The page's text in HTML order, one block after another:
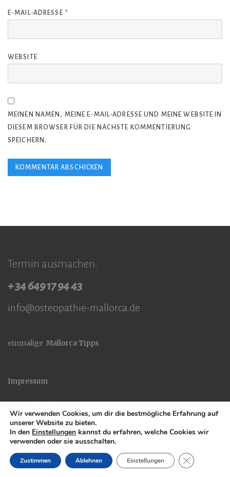
E-MAIL-ADRESSE *
WEBSITE
MEINEN NAMEN, MEINE E-MAIL-ADRESSE UND MEINE WEBSITE IN
DIESEM BROWSER FÜR DIE NÄCHSTE KOMMENTIERUNG
SPEICHERN.
Termin ausmachen:
+ 34 649 17 94 43
info@osteopathie-mallorca.de
einmalige Mallorca Tipps
Impressum
Datenschutzhinweise
Stolz präsentiert von WordPress
Automattic.
Wir verwenden Cookies, um dir die bestmögliche Erfahrung auf
unserer Website zu bieten.
In den Einstellungen kannst du erfahren, welche Cookies wir
verwenden oder sie ausschalten.
Zustimmen Ablehnen Einstellungen GDPR